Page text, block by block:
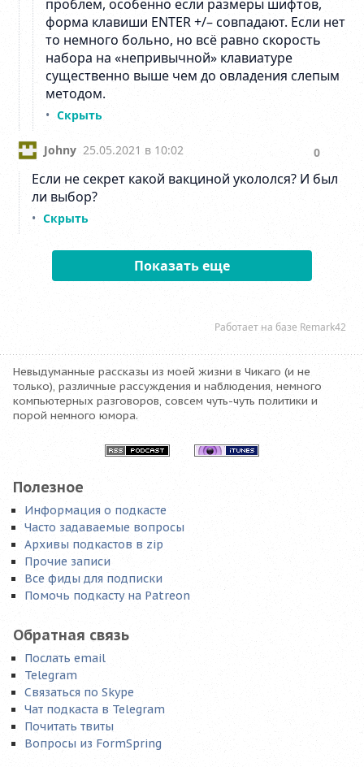
Невыдуманные рассказы из моей жизни в Чикаго (и не
только), различные рассуждения и наблюдения, немного
компьютерных разговоров, совсем чуть-чуть политики и
порой немного юмора.
Полезное
Информация о подкасте
Часто задаваемые вопросы
Архивы подкастов в zip
Прочие записи
Все фиды для подписки
Помочь подкасту на Patreon
Обратная связь
Послать email
Telegram
Связаться по Skype
Чат подкаста в Telegram
Почитать твиты
Вопросы из FormSpring